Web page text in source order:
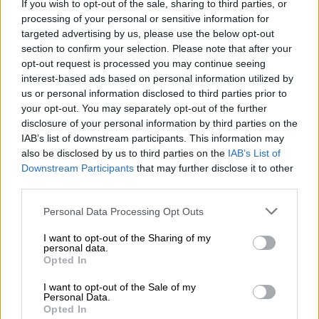
If you wish to opt-out of the sale, sharing to third parties, or
processing of your personal or sensitive information for
targeted advertising by us, please use the below opt-out
section to confirm your selection. Please note that after your
opt-out request is processed you may continue seeing
interest-based ads based on personal information utilized by
us or personal information disclosed to third parties prior to
your opt-out. You may separately opt-out of the further
disclosure of your personal information by third parties on the
IAB’s list of downstream participants. This information may
also be disclosed by us to third parties on the IAB’s List of
Downstream Participants that may further disclose it to other
Please note that this website/app uses one or more Google
not limited to your visit or usage behaviour. You may click to
grant or deny consent to Google and its third-party tags to
use your data for below specified purposes in below Google
consent section.
Personal Data Processing Opt Outs
I want to opt-out of the Sharing of my
personal data.
Opted In
I want to opt-out of the Sale of my
Personal Data.
Opted In
βρείτε χειροποίητα αρτοσκευάσματα
και viennoiseries,αυγά Benedict, καγιανά με
σύγκλινο και φέτα Καλαβρύτων, τηγανητά
αυτά με στακοβούτυρο, μπέργκερ, pancakes,
donuts με σάλτσα ζεστής σοκολάτας και
πολλά ακόμη, τα οποία μπορείτε να
συνοδεύσετε με καφέ, φρέσκους χυμούς και
Bloody Mary σε διαφορετικές εκδοχές.
Μια που το brunch σερβίρεται σε δύο
χώρους, έχετε να επιλέξετε ανάμεσα στο
New Art Lounge, που από τα παράθυρα και το
μπαλκόνι του βλέπει το λόφο του
Λυκαβηττού και την πόλη από τα ψηλά και
την καλαίσθητη σάλα του
ισόγειο, που έχει διακοσμήσει το
βραβευμένο δίδυμο Βραζιλιάνων